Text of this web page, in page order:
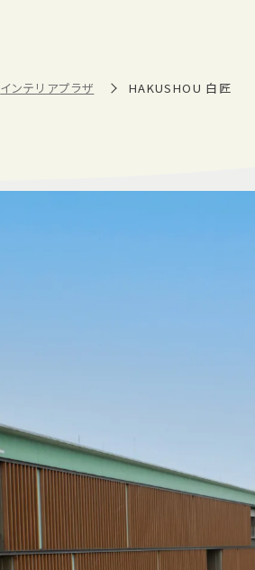
インテリアプラザ​ HAKUSHOU 白匠